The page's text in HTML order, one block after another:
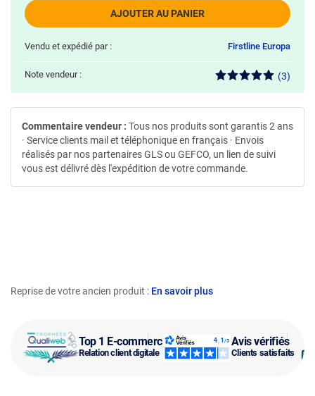
Top 1 E-commerce
Relation client digitale
Avis vérifiés
Clients satisfaits
Reprise de votre ancien produit : En savoir plus
AJOUTER AU PANIER
Vendu et expédié par : Firstline Europa
Note vendeur : (3)
Commentaire vendeur : Tous nos produits sont garantis 2 ans
· Service clients mail et téléphonique en français · Envois
réalisés par nos partenaires GLS ou GEFCO, un lien de suivi
vous est délivré dès l'expédition de votre commande.